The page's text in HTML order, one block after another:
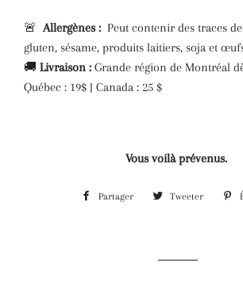
🚨 Allergènes : Peut contenir des traces
gluten, sésame, produits laitiers, soja et
🚚 Livraison : Grande région de Montréal
Québec : 19$ | Canada : 25 $
Vous voilà prévenus.
Partager PartagerTweeter